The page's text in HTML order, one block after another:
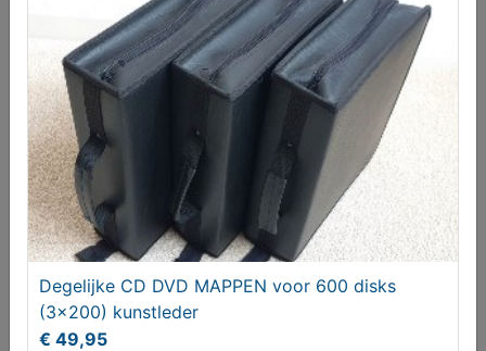
Mercedes AMG Breedset 17 inch Styling III
gerestaureerd
€ 2149,00
Degelijke CD DVD MAPPEN voor 600 disks
(3x200) kunstleder
€ 49,95